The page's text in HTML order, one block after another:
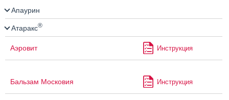
Апаурин
Атаракс®
Аэровит Инструкция
Бальзам Московия Инструкция